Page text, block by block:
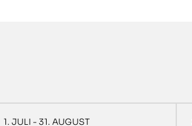
1. JULI - 31. AUGUST